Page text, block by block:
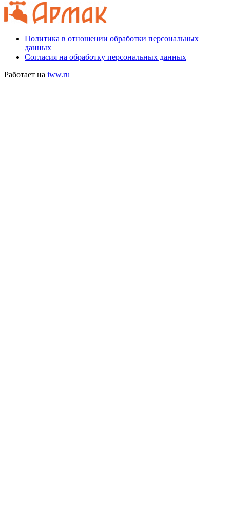
Политика в отношении обработки персональных
данных
Согласия на обработку персональных данных
Работает на iww.ru